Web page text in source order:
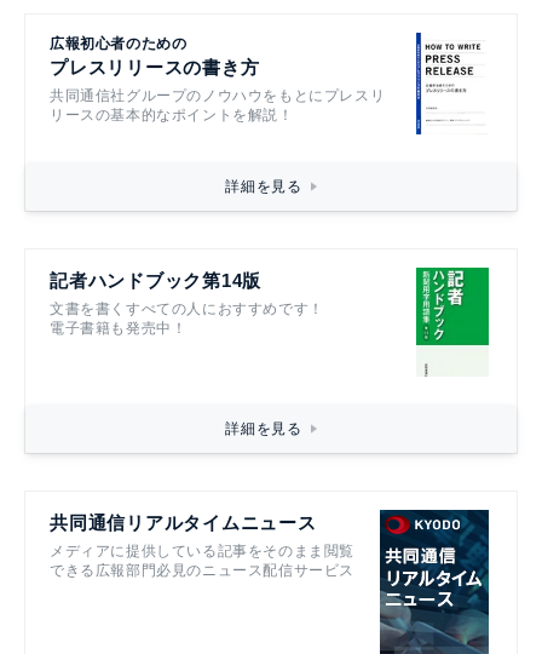
広報初心者のための
プレスリリースの書き方
共同通信社グループのノウハウをもとにプレスリ
リースの基本的なポイントを解説！
詳細を見る
記者ハンドブック第14版
文書を書くすべての人におすすめです！
電子書籍も発売中！
詳細を見る
共同通信リアルタイムニュース
メディアに提供している記事をそのまま閲覧
できる広報部門必見のニュース配信サービス